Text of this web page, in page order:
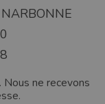
ne recevons